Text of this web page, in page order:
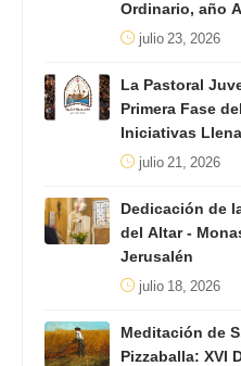
Ordinario, año A
julio 23, 2026
La Pastoral
Primera Fase
Iniciativas
julio 21, 2026
Dedicación de
del Altar -
Jerusalén
julio 18, 2026
Meditación de
Pizzaballa: XVI